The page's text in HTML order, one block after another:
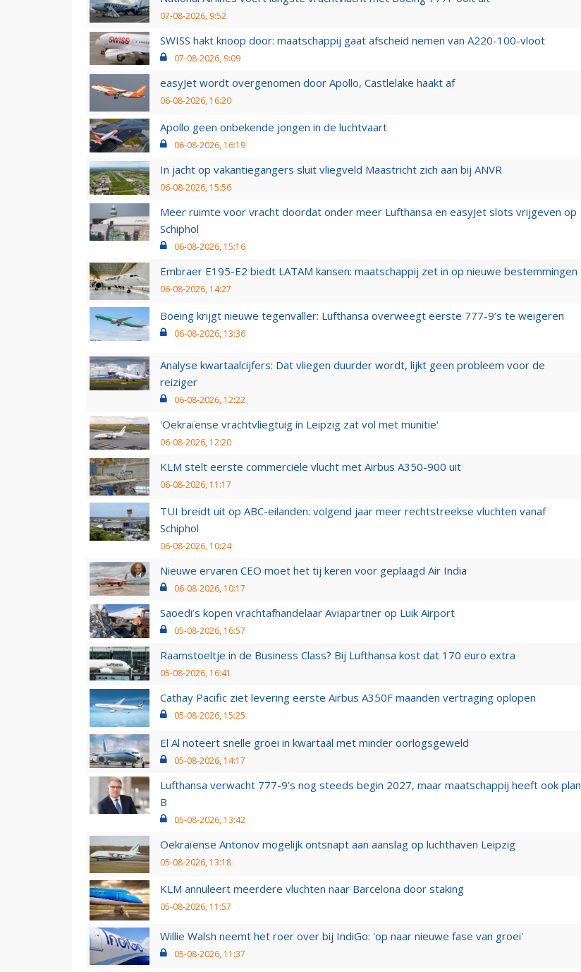
07-08-2026, 9:52
SWISS hakt knoop door: maatschappij gaat afscheid nemen van A220-100-vloot
07-08-2026, 9:09
easyJet wordt overgenomen door Apollo, Castlelake haakt af
06-08-2026, 16:20
Apollo geen onbekende jongen in de luchtvaart
06-08-2026, 16:19
In jacht op vakantiegangers sluit vliegveld Maastricht zich aan bij ANVR
06-08-2026, 15:56
Meer ruimte voor vracht doordat onder meer Lufthansa en easyJet slots vrijgeven op
Schiphol
06-08-2026, 15:16
Embraer E195-E2 biedt LATAM kansen: maatschappij zet in op nieuwe bestemmingen
06-08-2026, 14:27
Boeing krijgt nieuwe tegenvaller: Lufthansa overweegt eerste 777-9’s te weigeren
06-08-2026, 13:36
Analyse kwartaalcijfers: Dat vliegen duurder wordt, lijkt geen probleem voor de
reiziger
06-08-2026, 12:22
'Oekraïense vrachtvliegtuig in Leipzig zat vol met munitie'
06-08-2026, 12:20
KLM stelt eerste commerciële vlucht met Airbus A350-900 uit
06-08-2026, 11:17
TUI breidt uit op ABC-eilanden: volgend jaar meer rechtstreekse vluchten vanaf
Schiphol
06-08-2026, 10:24
Nieuwe ervaren CEO moet het tij keren voor geplaagd Air India
06-08-2026, 10:17
Saoedi’s kopen vrachtafhandelaar Aviapartner op Luik Airport
05-08-2026, 16:57
Raamstoeltje in de Business Class? Bij Lufthansa kost dat 170 euro extra
05-08-2026, 16:41
Cathay Pacific ziet levering eerste Airbus A350F maanden vertraging oplopen
05-08-2026, 15:25
El Al noteert snelle groei in kwartaal met minder oorlogsgeweld
05-08-2026, 14:17
Lufthansa verwacht 777-9’s nog steeds begin 2027, maar maatschappij heeft ook plan
B
05-08-2026, 13:42
Oekraïense Antonov mogelijk ontsnapt aan aanslag op luchthaven Leipzig
05-08-2026, 13:18
KLM annuleert meerdere vluchten naar Barcelona door staking
05-08-2026, 11:57
Willie Walsh neemt het roer over bij IndiGo: 'op naar nieuwe fase van groei'
05-08-2026, 11:37